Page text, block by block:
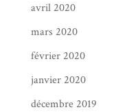
avril 2020
mars 2020
février 2020
janvier 2020
décembre 2019